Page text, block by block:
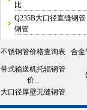
比
Q235B大口径直缝钢
钢管
不锈钢管价格查询表 合金
带式输送机托辊钢管
价...
大口径厚壁无缝钢管